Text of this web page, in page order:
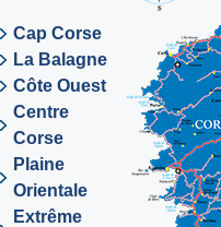
Cap Corse
La Balagne
Côte Ouest
Centre
Corse
Plaine
Orientale
Extrême